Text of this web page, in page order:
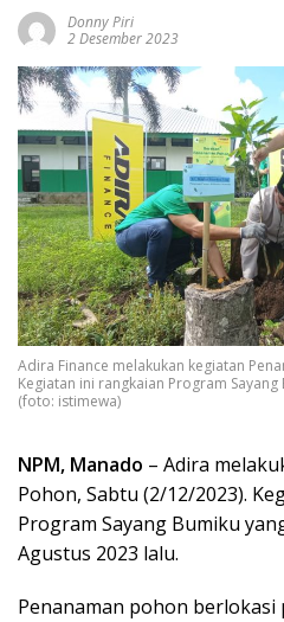
Donny Piri
2 Desember 2023
Adira Finance melakukan kegiatan
Kegiatan ini rangkaian Program
(foto: istimewa)
NPM, Manado – Adira
Pohon, Sabtu (2/12/2023).
Program Sayang Bumiku
Agustus 2023 lalu.
Penanaman pohon